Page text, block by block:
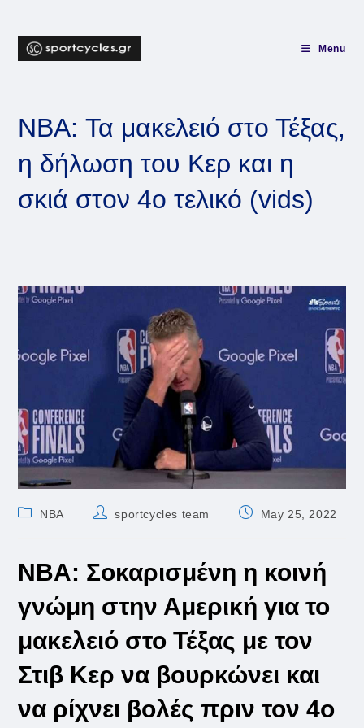
content
Menu
NBA: Τα μακελειό στο Τέξας,
η δήλωση του Κερ και η
σκιά στον 4ο τελικό (vids)
PostNBA
Postsportcycles team
PostMay 25, 2022
NBA: Σοκαρισμένη η κοινή
γνώμη στην Αμερική για το
μακελειό στο Τέξας με τον
Στιβ Κερ να βουρκώνει και
να ρίχνει βολές πριν τον 4ο